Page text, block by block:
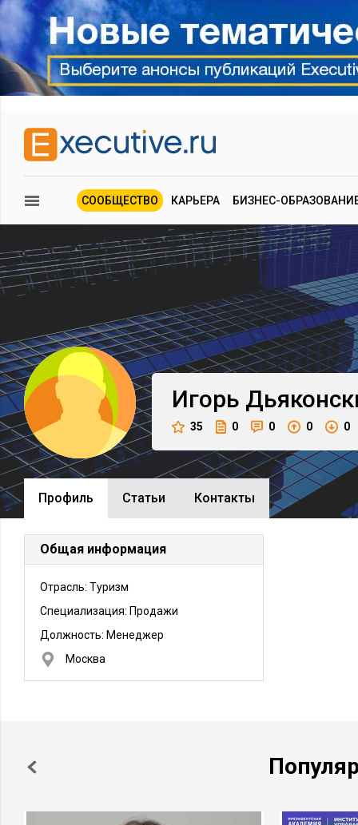
СООБЩЕСТВО КАРЬЕРА БИЗНЕС-
Игорь
35 0 0 0 0
Профиль Cтатьи Контакты
Общая информация
Отрасль: Туризм
Специализация: Продажи
Должность: Менеджер
Москва